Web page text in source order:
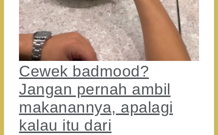
Cewek badmood?
Jangan pernah ambil
makanannya, apalagi
kalau itu dari